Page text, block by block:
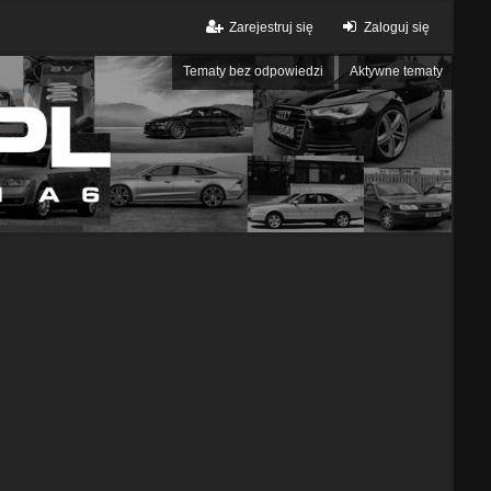
Zaloguj się
Zarejestruj się
Tematy bez odpowiedzi Aktywne tematy